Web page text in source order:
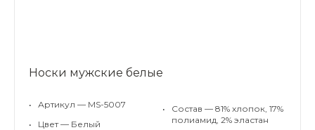
Носки мужские белые
•
Артикул — MS-5007
•
Цвет — Белый
•
Состав — 81% хлопок, 17%
полиамид, 2% эластан